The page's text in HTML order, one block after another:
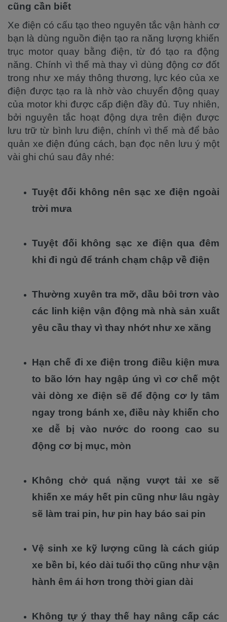
cũng cần biết
Xe điện có cấu tạo theo nguyên tắc vận hành cơ
bạn là dùng nguồn điện tạo ra năng lượng khiến
trục motor quay bằng điện, từ đó tạo ra động
năng. Chính vì thế mà thay vì dùng động cơ đốt
trong như xe máy thông thương, lực kéo của xe
điện được tạo ra là nhờ vào chuyển động quay
của motor khi được cấp điện đầy đủ. Tuy nhiên,
bởi nguyên tắc hoạt động dựa trên điện được
lưu trữ từ bình lưu điện, chính vì thế mà để bảo
quản xe điện đúng cách, bạn đọc nên lưu ý một
vài ghi chú sau đây nhé:
Tuyệt đối không nên sạc xe điện ngoài
trời mưa
Tuyệt đối không sạc xe điện qua đêm
khi đi ngủ để tránh chạm chập về điện
Thường xuyên tra mỡ, dầu bôi trơn vào
các linh kiện vận động mà nhà sản xuất
yêu cầu thay vì thay nhớt như xe xăng
Hạn chế đi xe điện trong điều kiện mưa
to bão lớn hay ngập úng vì cơ chế một
vài dòng xe điện sẽ để động cơ ly tâm
ngay trong bánh xe, điều này khiến cho
xe dễ bị vào nước do roong cao su
động cơ bị mục, mòn
Không chở quá nặng vượt tải xe sẽ
khiến xe máy hết pin cũng như lâu ngày
sẽ làm trai pin, hư pin hay báo sai pin
Vệ sinh xe kỹ lượng cũng là cách giúp
xe bền bỉ, kéo dài tuổi thọ cũng như vận
hành êm ái hơn trong thời gian dài
Không tự ý thay thế hay nâng cấp các